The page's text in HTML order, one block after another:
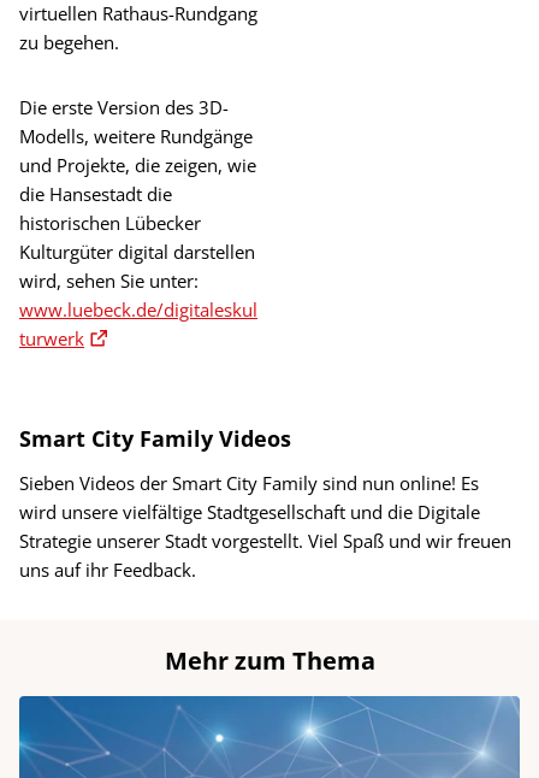
virtuellen Rathaus-Rundgang
zu begehen.
Die erste Version des 3D-
Modells, weitere Rundgänge
und Projekte, die zeigen, wie
die Hansestadt die
historischen Lübecker
Kulturgüter digital darstellen
wird, sehen Sie unter:
www.luebeck.de/digitaleskul
turwerk
Smart City Family Videos
Sieben Videos der Smart City Family sind nun online! Es
wird unsere vielfältige Stadtgesellschaft und die Digitale
Strategie unserer Stadt vorgestellt. Viel Spaß und wir freuen
uns auf ihr Feedback.
Mehr zum Thema